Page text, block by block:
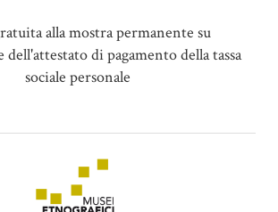
alla mostra permanente su
dell'attestato di pagamento della tassa
sociale personale